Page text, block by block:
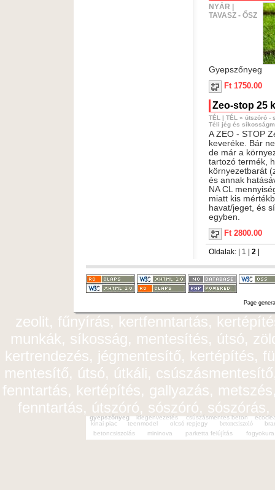
NYÁR
TAVASZ - ŐSZ
Gyepszőnyeg
Ft 1750.00
Zeo-stop 25
TÉL | TÉL » útszóró -
Téli jég és
A ZEO - STOP
keveréke. Bár
de már a
tartozó termék,
környezetbarát
és annak
NA CL
miatt kis
havat/jeget, és
egyben.
Ft 2800.00
Oldalak: | 1 2|
Page
zeolit, fűnyírás, kertfenntartás,
munkák, síkosság, mentesítés, útsó,
kertrendezés, jégmentesítő, kertépítés,
mentesítő, útsó, útkáli,
fenntartás, kertépítés, gallyazás,
fenntartás, útszóró, sószóró,
gyepszőnyeg idegenvezetés csúszásmentes beton
kinai piac
teenmodel olcsó repjegy betoncsiszoló
betoncsiszolás
mininova parketta felújítás fogyokura